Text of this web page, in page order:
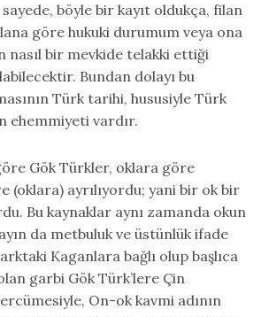
böyle bir kayıt oldukça, filan
göre hukuki durumum veya ona
nasıl bir mevkide telakki ettiği
Bundan dolayı bu
Türk tarihi, hususiyle Türk
ehemmiyeti vardır.
Gök Türkler, oklara göre
(oklara) ayrılıyordu; yani bir ok bir
Bu kaynaklar aynı zamanda okun
da metbuluk ve üstünlük ifade
Kaganlara bağlı olup başlıca
garbi Gök Türk’lere Çin
On-ok kavmi adının